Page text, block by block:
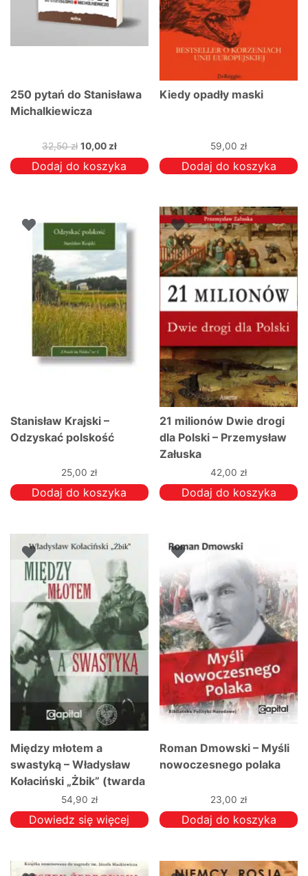
250 pytań do Stanisława
Michalkiewicza
32,50zł Pierwotna
cena
wynosiła:
10,00 złAktualna
cena
wynosi:
Dodaj do koszyka
Kiedy opadły maski
59,00 zł
Dodaj do koszyka
Stanisław Krajski –
Odzyskać polskość
25,00zł
Dodaj do koszyka
21 milionów Dwie drogi
dla Polski – Przemysław
Załuska
42,00zł
Dodaj do koszyka
Między młotem a
swastyką – Władysław
Kołaciński „Żbik” (twarda
54,90 zł
Dowiedz się więcej
Roman Dmowski – Myśli
nowoczesnego polaka
23,00 zł
Dodaj do koszyka